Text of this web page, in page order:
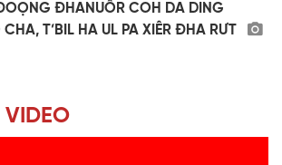
ĐHANUÔR COH DA DING
T’BIL HA UL PA XIÊR ĐHA RƯT